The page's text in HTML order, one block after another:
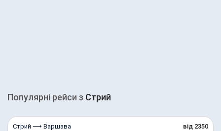
Популярні рейcи з Стрий
Стрий ⟶ Варшава від 2350